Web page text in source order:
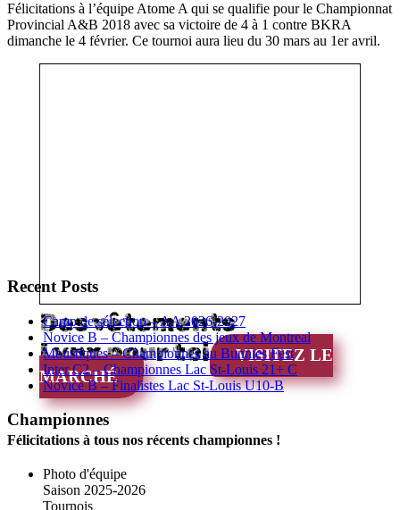
Félicitations à l’équipe Atome A qui se qualifie pour le Championnat
Provincial A&B 2018 avec sa victoire de 4 à 1 contre BKRA
dimanche le 4 février. Ce tournoi aura lieu du 30 mars au 1er avril.
Des vêtements
Lynx pour toi
VISITEZ LE
MARCHÉ
Recent Posts
Camp de sélection – AA 2026-2027
Novice B – Championnes des jeux de Montreal
Moustiques – Championnes au Bunnies Fest
Inter C2 – Championnes Lac St-Louis 21+ C
Novice B – Finalistes Lac St-Louis U10-B
Championnes
Félicitations à tous nos récents championnes !
Photo d'équipe
Saison 2025-2026
Tournois